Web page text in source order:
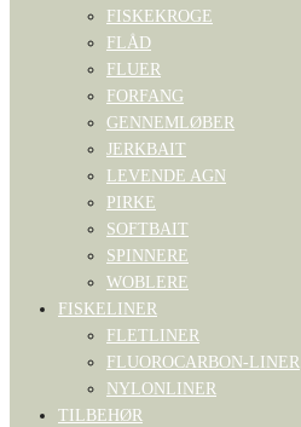
FISKEKROGE
FLÅD
FLUER
FORFANG
GENNEMLØBER
JERKBAIT
LEVENDE AGN
PIRKE
SOFTBAIT
SPINNERE
WOBLERE
FISKELINER
FLETLINER
FLUOROCARBON-LINER
NYLONLINER
TILBEHØR